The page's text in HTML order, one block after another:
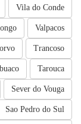
Vila do Conde
Valpacos
Trancoso
Tarouca
Sever do Vouga
Sao Pedro do Sul